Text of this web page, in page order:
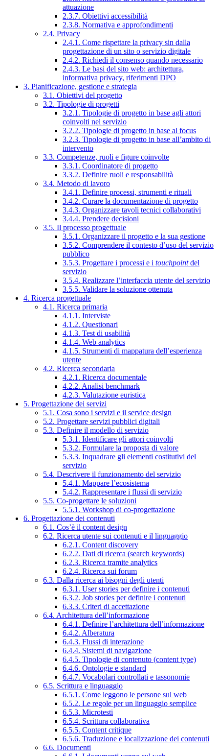
attuazione
2.3.7. Obiettivi accessibilità
2.3.8. Normativa e approfondimenti
2.4. Privacy
2.4.1. Come rispettare la privacy sin dalla
progettazione di un sito o servizio digitale
2.4.2. Richiedi il consenso quando necessario
2.4.3. Le basi del sito web: architettura,
informativa privacy, riferimenti DPO
3. Pianificazione, gestione e strategia
3.1. Obiettivi del progetto
3.2. Tipologie di progetti
3.2.1. Tipologie di progetto in base agli attori
coinvolti nel servizio
3.2.2. Tipologie di progetto in base al focus
3.2.3. Tipologie di progetto in base all’ambito di
intervento
3.3. Competenze, ruoli e figure coinvolte
3.3.1. Coordinatore di progetto
3.3.2. Definire ruoli e responsabilità
3.4. Metodo di lavoro
3.4.1. Definire processi, strumenti e rituali
3.4.2. Curare la documentazione di progetto
3.4.3. Organizzare tavoli tecnici collaborativi
3.4.4. Prendere decisioni
3.5. Il processo progettuale
3.5.1. Organizzare il progetto e la sua gestione
3.5.2. Comprendere il contesto d’uso del servizio
pubblico
3.5.3. Progettare i processi e i touchpointdel
servizio
3.5.4. Realizzare l’interfaccia utente del servizio
3.5.5. Validare la soluzione ottenuta
4. Ricerca progettuale
4.1. Ricerca primaria
4.1.1. Interviste
4.1.2. Questionari
4.1.3. Test di usabilità
4.1.4. Web analytics
4.1.5. Strumenti di mappatura dell’esperienza
utente
4.2. Ricerca secondaria
4.2.1. Ricerca documentale
4.2.2. Analisi benchmark
4.2.3. Valutazione euristica
5. Progettazione dei servizi
5.1. Cosa sono i servizi e il service design
5.2. Progettare servizi pubblici digitali
5.3. Definire il modello di servizio
5.3.1. Identificare gli attori coinvolti
5.3.2. Formulare la proposta di valore
5.3.3. Inquadrare gli elementi costitutivi del
servizio
5.4. Descrivere il funzionamento del servizio
5.4.1. Mappare l’ecosistema
5.4.2. Rappresentare i flussi di servizio
5.5. Co-progettare le soluzioni
5.5.1. Workshop di co-progettazione
6. Progettazione dei contenuti
6.1. Cos’è il content design
6.2. Ricerca utente sui contenuti e il linguaggio
6.2.1. Content discovery
6.2.2. Dati di ricerca (search keywords)
6.2.3. Ricerca tramite analytics
6.2.4. Ricerca sui forum
6.3. Dalla ricerca ai bisogni degli utenti
6.3.1. User stories per definire i contenuti
6.3.2. Job stories per definire i contenuti
6.3.3. Criteri di accettazione
6.4. Architettura dell’informazione
6.4.1. Definire l’architettura dell’informazione
6.4.2. Alberatura
6.4.3. Flussi di interazione
6.4.4. Sistemi di navigazione
6.4.5. Tipologie di contenuto (content type)
6.4.6. Ontologie e standard
6.4.7. Vocabolari controllati e tassonomie
6.5. Scrittura e linguaggio
6.5.1. Come leggono le persone sul web
6.5.2. Le regole per un linguaggio semplice
6.5.3. Microtesti
6.5.4. Scrittura collaborativa
6.5.5. Content critique
6.5.6. Traduzione e localizzazione dei contenuti
6.6. Documenti